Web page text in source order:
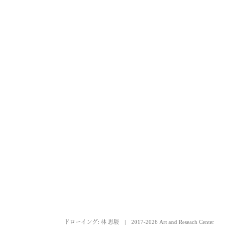
ドローイング: 林 思駿 2017-2026 Art and Reseach Center